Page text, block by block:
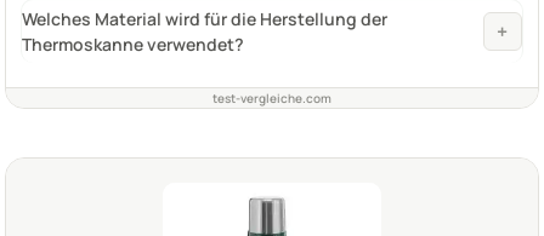
Welches Material wird für die Herstellung der
Thermoskanne verwendet?
+
test-vergleiche.com